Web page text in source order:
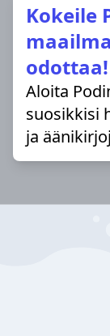
Kokeile
Aloita
suosikkisi
ja